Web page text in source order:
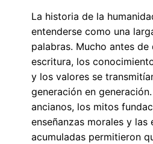
La historia de la
entenderse como una
palabras. Mucho antes de
escritura, los
y los valores se
generación en
ancianos, los mitos
enseñanzas morales y las
acumuladas permitieron